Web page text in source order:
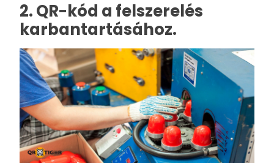
2. QR-kód a felszerelés
karbantartásához.